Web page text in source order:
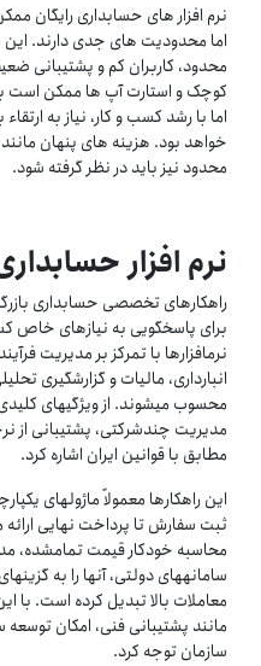
نرم افزار های حسابداری رایگان
اما محدودیت های جدی دارند. این
محدود، کاربران کم و پشتیبانی
کوچک و استارت آپ ها ممکن است
اما با رشد کسب و کار، نیاز به
خواهد بود. هزینه های پنهان
محدود نیز باید در نظر گرفته شود.
نرم افزار
راهکارهای تخصصی حسابداری
برای پاسخگویی به نیازهای خاص
نرمافزارها با تمرکز بر مدیریت
انبارداری، مالیات و گزارشگیری
محسوب میشوند. از ویژگیهای
مدیریت چندشرکتی، پشتیبانی از
مطابق با قوانین ایران اشاره کرد.
این راهکارها معمولاً ماژولهای
ثبت سفارش تا پرداخت نهایی
محاسبه خودکار قیمت تمامشده،
سامانههای دولتی، آنها را به
معاملات بالا تبدیل کرده است. با
مانند پشتیبانی فنی، امکان
سازمان توجه کرد.